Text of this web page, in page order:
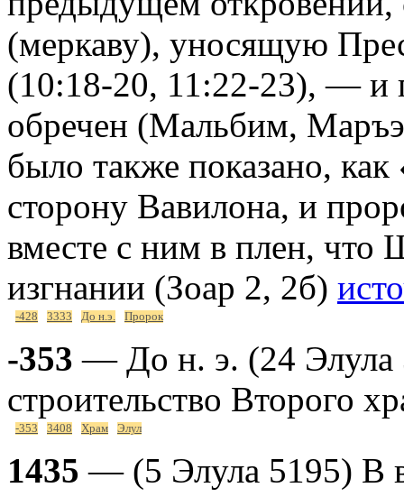
(меркаву), уносящую
(10:18-20, 11:22-23), — и
обречен (Мальбим,
было также показано,
сторону Вавилона, и
вместе с ним в плен, что
изгнании (Зоар 2, 2б)
-428 3333 До н.э. Пророк
-353 — До н. э. (24 Элула
строительство Второго
-353 3408 Храм Элул
1435 — (5 Элула 5195) В